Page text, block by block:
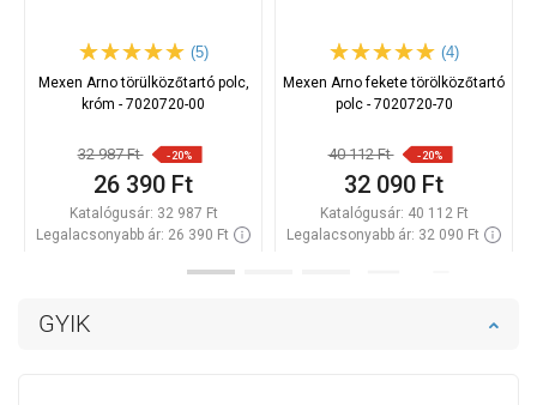
GYIK
(5)
Mexen Arno törülközőtartó polc,
króm - 7020720-00
32 987 Ft -20%
26 390 Ft
Katalógusár: 32 987 Ft
Legalacsonyabb ár: 26 390 Ft
(4)
Mexen Arno fekete törölközőtartó
polc - 7020720-70
40 112 Ft -20%
32 090 Ft
Katalógusár: 40 112 Ft
Legalacsonyabb ár: 32 090 Ft